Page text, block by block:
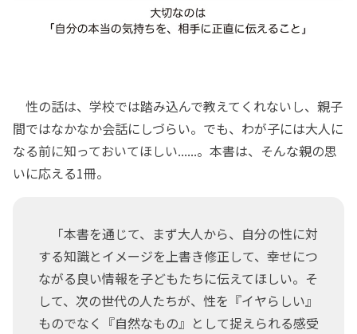
性の話は、学校では踏み込んで教えてくれないし、親子
間ではなかなか会話にしづらい。でも、わが子には大人に
なる前に知っておいてほしい......。本書は、そんな親の思
いに応える1冊。
「本書を通じて、まず大人から、自分の性に対
する知識とイメージを上書き修正して、幸せにつ
ながる良い情報を子どもたちに伝えてほしい。そ
して、次の世代の人たちが、性を『イヤらしい』
ものでなく『自然なもの』として捉えられる感受